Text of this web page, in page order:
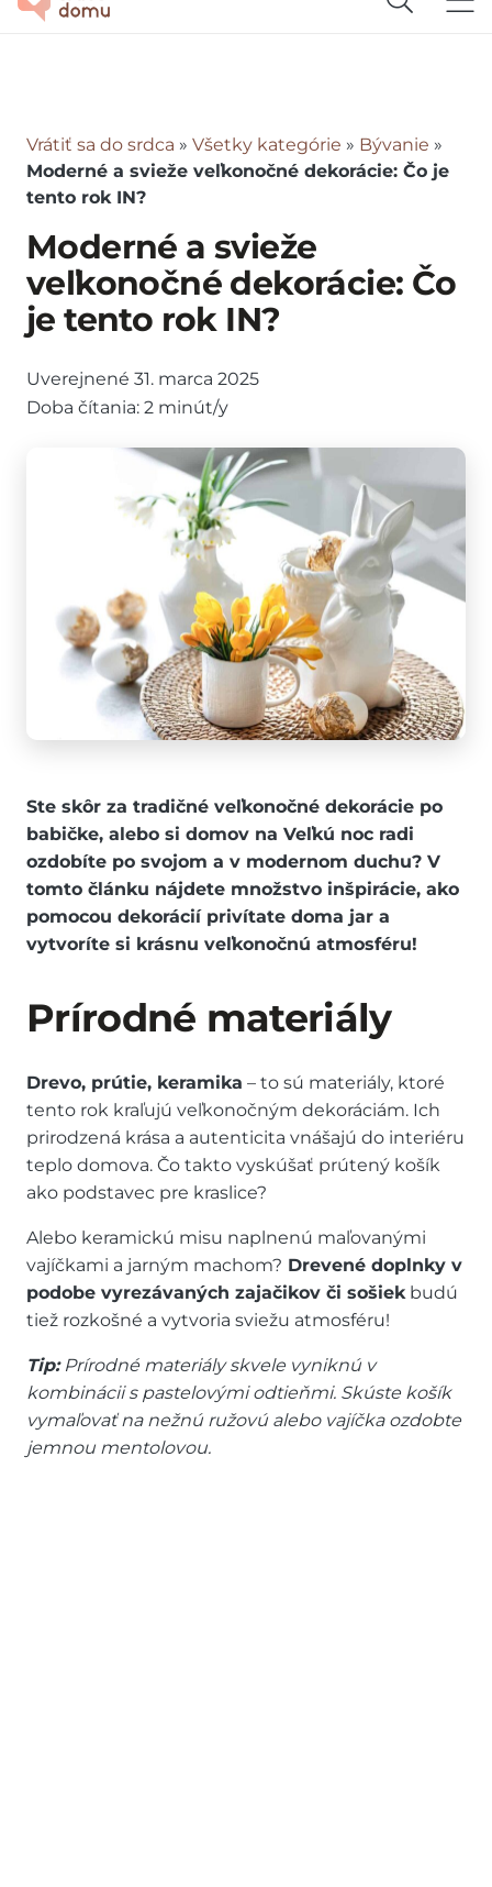
Vrátiť sa do srdca » Všetky kategórie » Bývanie »
Moderné a svieže veľkonočné dekorácie: Čo je
tento rok IN?
Moderné a svieže
veľkonočné dekorácie: Čo
je tento rok IN?
Uverejnené 31. marca 2025
Doba čítania: 2 minút/y
Ste skôr za tradičné veľkonočné dekorácie po
babičke, alebo si domov na Veľkú noc radi
ozdobíte po svojom a v modernom duchu? V
tomto článku nájdete množstvo inšpirácie, ako
pomocou dekorácií privítate doma jar a
vytvoríte si krásnu veľkonočnú atmosféru!
Prírodné materiály
Drevo, prútie, keramika – to sú materiály, ktoré
tento rok kraľujú veľkonočným dekoráciám. Ich
prirodzená krása a autenticita vnášajú do interiéru
teplo domova. Čo takto vyskúšať prútený košík
ako podstavec pre kraslice?
Alebo keramickú misu naplnenú maľovanými
vajíčkami a jarným machom? Drevené doplnky v
podobe vyrezávaných zajačikov či sošiekbudú
tiež rozkošné a vytvoria sviežu atmosféru!
Tip:Prírodné materiály skvele vyniknú v
kombinácii s pastelovými odtieňmi. Skúste košík
vymaľovať na nežnú ružovú alebo vajíčka ozdobte
jemnou mentolovou.